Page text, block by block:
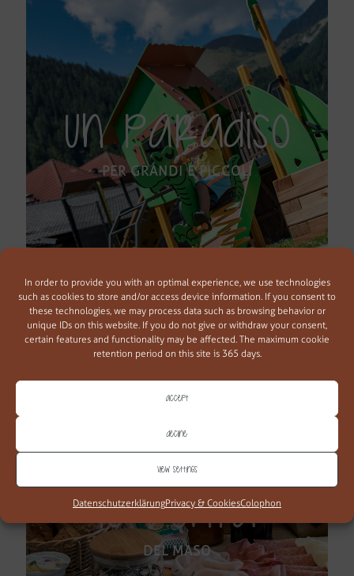
In order to provide you with an optimal experience, we use technologies
such as cookies to store and/or access device information. If you consent to
these technologies, we may process data such as browsing behavior or
unique IDs on this website. If you do not give or withdraw your consent,
certain features and functionality may be affected. The maximum cookie
retention period on this site is 365 days.
Accept
Decline
View settings
DatenschutzerklärungPrivacy & CookiesColophon
UN PARADISO
PER GRANDI E PICCOLI
SCOPRI DI PIÙ
LE BONTÀ
DEL MASO